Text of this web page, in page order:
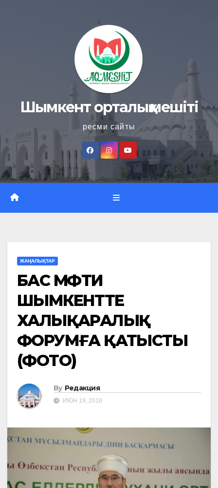
Шымкент орталық мешіті
ресми сайты
ЖАҢАЛЫҚТАР
БАС МҮФТИ
ШЫМКЕНТТЕ
ХАЛЫҚАРАЛЫҚ
ФОРУМҒА ҚАТЫСТЫ
(ФОТО)
By Редакция
ИЮН 19, 2018